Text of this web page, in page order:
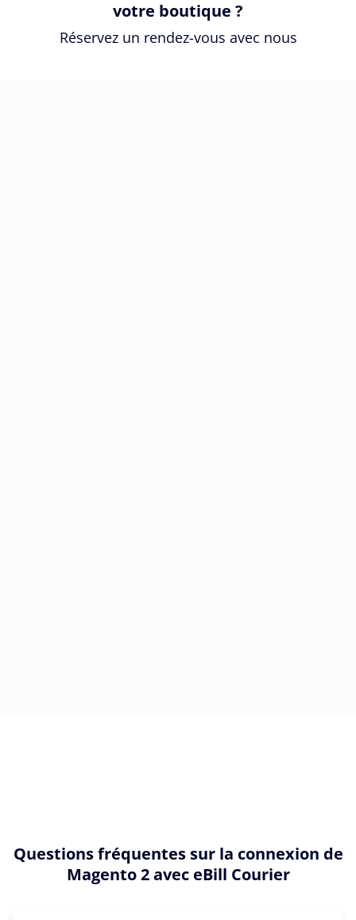
votre boutique ?
Réservez un rendez-vous avec nous
Questions fréquentes sur la connexion de
Magento 2 avec eBill Courier